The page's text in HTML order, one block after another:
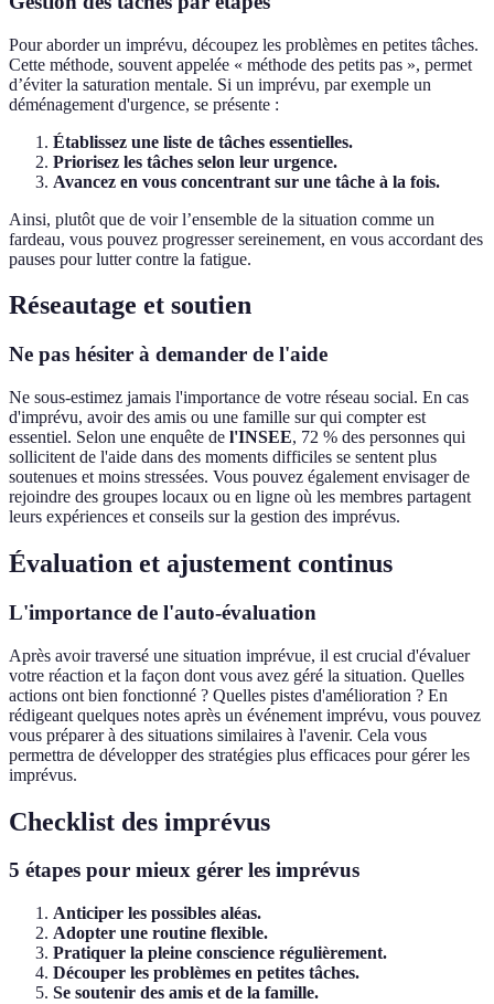
Pour aborder un imprévu, découpez les problèmes en petites tâches.
Cette méthode, souvent appelée « méthode des petits pas », permet
d’éviter la saturation mentale. Si un imprévu, par exemple un
déménagement d'urgence, se présente :
Établissez une liste de tâches essentielles.
Priorisez les tâches selon leur urgence.
Avancez en vous concentrant sur une tâche à la fois.
Ainsi, plutôt que de voir l’ensemble de la situation comme un
fardeau, vous pouvez progresser sereinement, en vous accordant des
pauses pour lutter contre la fatigue.
Réseautage et soutien
Ne pas hésiter à demander de l'aide
Ne sous-estimez jamais l'importance de votre réseau social. En cas
d'imprévu, avoir des amis ou une famille sur qui compter est
essentiel. Selon une enquête de l'INSEE, 72 % des personnes qui
sollicitent de l'aide dans des moments difficiles se sentent plus
soutenues et moins stressées. Vous pouvez également envisager de
rejoindre des groupes locaux ou en ligne où les membres partagent
leurs expériences et conseils sur la gestion des imprévus.
Évaluation et ajustement continus
L'importance de l'auto-évaluation
Après avoir traversé une situation imprévue, il est crucial d'évaluer
votre réaction et la façon dont vous avez géré la situation. Quelles
actions ont bien fonctionné ? Quelles pistes d'amélioration ? En
rédigeant quelques notes après un événement imprévu, vous pouvez
vous préparer à des situations similaires à l'avenir. Cela vous
permettra de développer des stratégies plus efficaces pour gérer les
imprévus.
Checklist des imprévus
5 étapes pour mieux gérer les imprévus
Anticiper les possibles aléas.
Adopter une routine flexible.
Pratiquer la pleine conscience régulièrement.
Découper les problèmes en petites tâches.
Se soutenir des amis et de la famille.